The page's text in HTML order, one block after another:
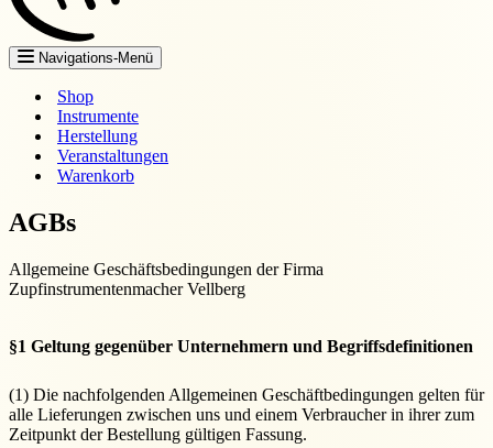
Navigations-Menü
Shop
Instrumente
Herstellung
Veranstaltungen
Warenkorb
AGBs
Allgemeine Geschäftsbedingungen der Firma
Zupfinstrumentenmacher Vellberg
§1 Geltung gegenüber Unternehmern und Begriffsdefinitionen
(1) Die nachfolgenden Allgemeinen Geschäftbedingungen gelten für
alle Lieferungen zwischen uns und einem Verbraucher in ihrer zum
Zeitpunkt der Bestellung gültigen Fassung.